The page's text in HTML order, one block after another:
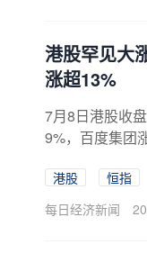
港股罕见大
涨超13%
7月8日港股收
9%，百度集团
花旗三家国际
看好Mini
港股
恒指
每日经济新闻